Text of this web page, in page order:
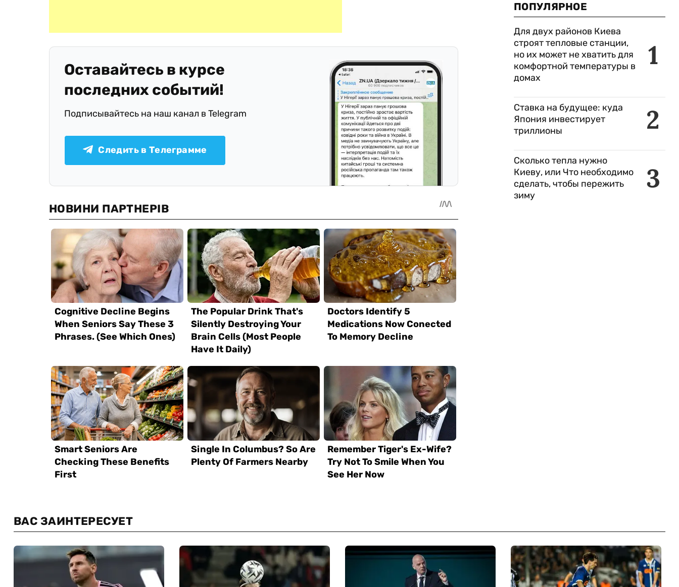
Оставайтесь в курсе
последних событий!
Подписывайтесь на наш канал в Telegram
Следить в Телеграмме
ПОПУЛЯРНОЕ
1
Для двух районов Киева
строят тепловые станции,
но их может не хватить для
комфортной температуры в
домах
2
Ставка на будущее: куда
Япония инвестирует
триллионы
3
Сколько тепла нужно
Киеву, или Что необходимо
сделать, чтобы пережить
зиму
ВАС ЗАИНТЕРЕСУЕТ